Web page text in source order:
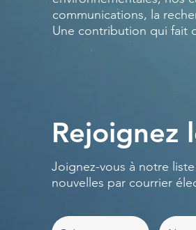
communications, la
Une contribution qui fait
Rejoignez
Joignez-vous à notre
nouvelles par courrier